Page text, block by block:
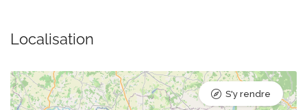
Localisation
S'y rendre